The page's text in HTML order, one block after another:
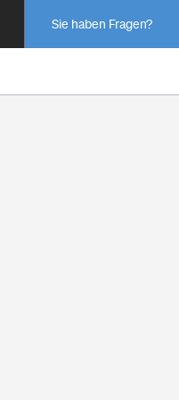
Sie haben Fragen?